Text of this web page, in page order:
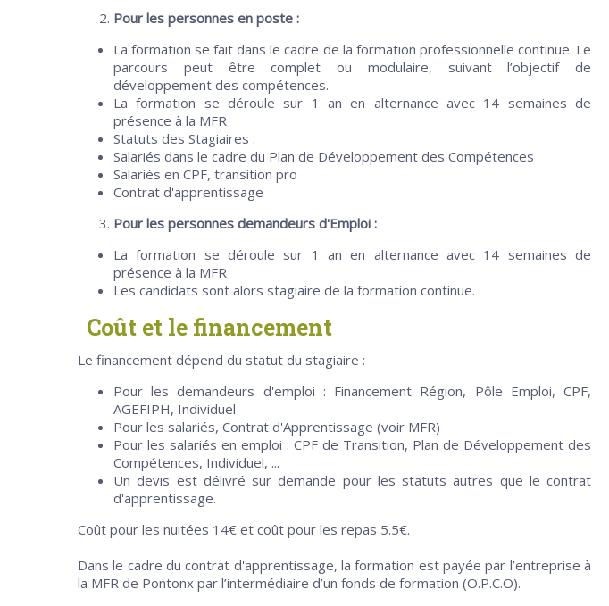
Pour les personnes en poste :
La formation se fait dans le cadre de la formation professionnelle continue. Le
parcours peut être complet ou modulaire, suivant l’objectif de
développement des compétences.
La formation se déroule sur 1 an en alternance avec 14 semaines de
présence à la MFR
Statuts des Stagiaires :
Salariés dans le cadre du Plan de Développement des Compétences
Salariés en CPF, transition pro
Contrat d'apprentissage
Pour les personnes demandeurs d'Emploi :
La formation se déroule sur 1 an en alternance avec 14 semaines de
présence à la MFR
Les candidats sont alors stagiaire de la formation continue.
Coût et le financement
Le financement dépend du statut du stagiaire :
Pour les demandeurs d'emploi : Financement Région, Pôle Emploi, CPF,
AGEFIPH, Individuel
Pour les salariés, Contrat d'Apprentissage (voir MFR)
Pour les salariés en emploi : CPF de Transition, Plan de Développement des
Compétences, Individuel, ...
Un devis est délivré sur demande pour les statuts autres que le contrat
d'apprentissage.
Coût pour les nuitées 14€ et coût pour les repas 5.5€.
Dans le cadre du contrat d'apprentissage, la formation est payée par l’entreprise à
la MFR de Pontonx par l’intermédiaire d’un fonds de formation (O.P.C.O).